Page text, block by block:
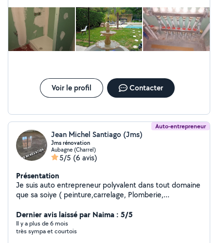
Voir le profil Contacter
Auto-entrepreneur
Jean Michel Santiago (Jms)
Jms rénovation
Aubagne (Charrel)
5/5 (6 avis)
Présentation
Je suis auto entrepreneur polyvalent dans tout domaine
que sa soiye ( peinture,carrelage, Plomberie,
et bien d'autres choses je vous propose mes services si
vous été intéressé veuillez me contacter. Possibilité de
vous faire vos devis
Dernier avis laissé par Naima : 5/5
Il y a plus de 6 mois
très sympa et courtois